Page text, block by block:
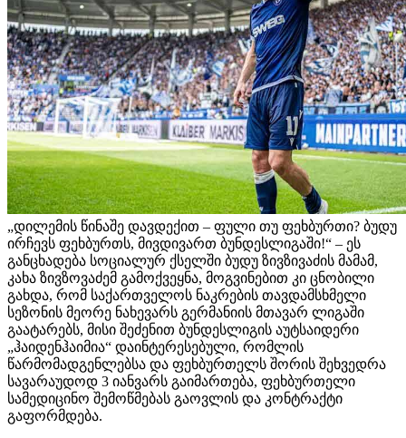
„დილემის წინაშე დავდექით – ფული თუ ფეხბურთი? ბუდუ
ირჩევს ფეხბურთს, მივდივართ ბუნდესლიგაში!“ – ეს
განცხადება სოციალურ ქსელში ბუდუ ზივზივაძის მამამ,
კახა ზივზოვაძემ გამოქვეყნა, მოგვინებით კი ცნობილი
გახდა, რომ საქართველოს ნაკრების თავდამსხმელი
სეზონის მეორე ნახევარს გერმანიის მთავარ ლიგაში
გაატარებს, მისი შეძენით ბუნდესლიგის აუტსაიდერი
„ჰაიდენჰაიმია“ დაინტერესებული, რომლის
წარმომადგენლებსა და ფეხბურთელს შორის შეხვედრა
სავარაუდოდ 3 იანვარს გაიმართება, ფეხბურთელი
სამედიცინო შემოწმებას გაოვლის და კონტრაქტი
გაფორმდება.